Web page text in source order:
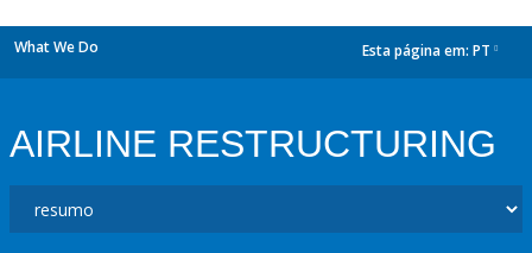
What We Do Esta página em: PT
AIRLINE RESTRUCTURING